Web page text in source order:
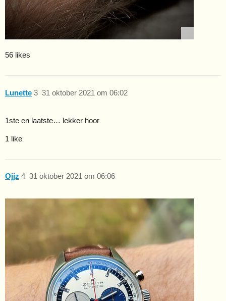
56 likes
Lunette 31 oktober 2021 om 06:02
3
1ste en laatste… lekker hoor
1 like
Ojjz 31 oktober 2021 om 06:06
4